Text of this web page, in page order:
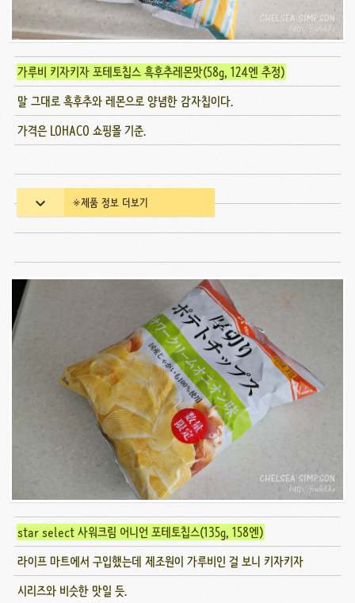
가루비 키자키자 포테토칩스 흑후추레몬맛(58g, 124엔 추정)
말 그대로 흑후추와 레몬으로 양념한 감자칩이다.
가격은 LOHACO 쇼핑몰 기준.
※제품 정보 더보기
star select 사워크림 어니언 포테토칩스(135g, 158엔)
라이프 마트에서 구입했는데 제조원이 가루비인 걸 보니 키자키자
시리즈와 비슷한 맛일 듯.